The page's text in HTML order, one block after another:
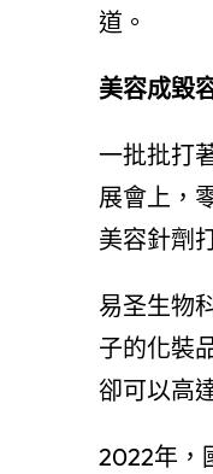
道。
美容成毀
一批批打
展會上，
美容針劑
易圣生物
子的化裝
卻可以高
2022年，